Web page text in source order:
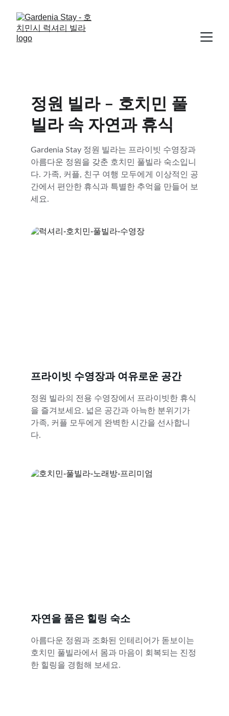
정원 빌라 – 호치민 풀
빌라 속 자연과 휴식
Gardenia Stay 정원 빌라는 프라이빗 수영장과
아름다운 정원을 갖춘 호치민 풀빌라 숙소입니
다. 가족, 커플, 친구 여행 모두에게 이상적인 공
간에서 편안한 휴식과 특별한 추억을 만들어 보
세요.
프라이빗 수영장과 여유로운 공간
정원 빌라의 전용 수영장에서 프라이빗한 휴식
을 즐겨보세요. 넓은 공간과 아늑한 분위기가
가족, 커플 모두에게 완벽한 시간을 선사합니
다.
자연을 품은 힐링 숙소
아름다운 정원과 조화된 인테리어가 돋보이는
호치민 풀빌라에서 몸과 마음이 회복되는 진정
한 힐링을 경험해 보세요.